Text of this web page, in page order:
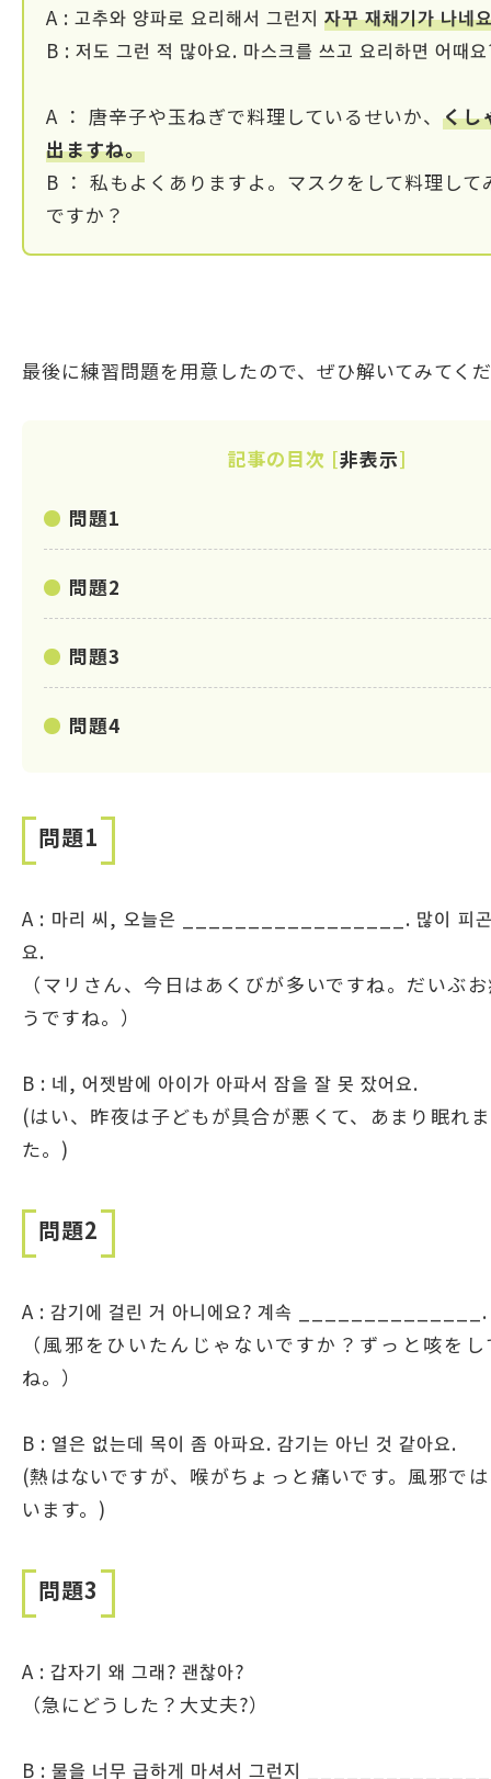
A : 고추와 양파로 요리해서 그런지 자꾸 재채기가 나네
B : 저도 그런 적 많아요. 마스크를 쓰고 요리하면 어때
A ： 唐辛子や玉ねぎで料理しているせいか、 くし
出ますね。
B ： 私もよくありますよ。マスクをして料理して
ですか？
最後に練習問題を用意したので、ぜひ解いてみてく
記事の目次 [非表示]
問題1
問題2
問題3
問題4
問題1
A : 마리 씨, 오늘은 _________________. 많이 피곤
요.
（マリさん、今日はあくびが多いですね。だいぶ
うですね。）
B : 네, 어젯밤에 아이가 아파서 잠을 잘 못 잤어요.
(はい、昨夜は子どもが具合が悪くて、あまり眠れ
た。)
問題2
A : 감기에 걸린 거 아니에요? 계속 ______________.
（風邪をひいたんじゃないですか？ずっと咳を
ね。）
B : 열은 없는데 목이 좀 아파요. 감기는 아닌 것 같아요.
(熱はないですが、喉がちょっと痛いです。風邪で
います。)
問題3
A : 갑자기 왜 그래? 괜찮아?
（急にどうした？大丈夫?）
B : 물을 너무 급하게 마셔서 그런지